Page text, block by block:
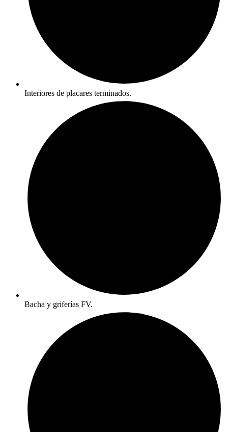
Interiores de placares terminados.
Bacha y griferías FV.